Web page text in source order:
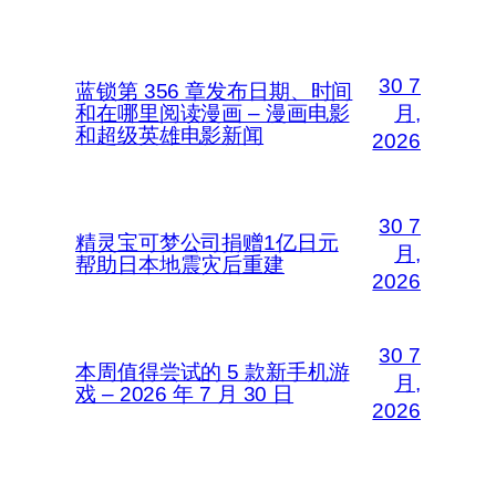
蓝锁第 356 章发布日期、时间
和在哪里阅读漫画 – 漫画电影
和超级英雄电影新闻
30 7
月,
2026
精灵宝可梦公司捐赠1亿日元
帮助日本地震灾后重建
30 7
月,
2026
本周值得尝试的 5 款新手机游
戏 – 2026 年 7 月 30 日
30 7
月,
2026